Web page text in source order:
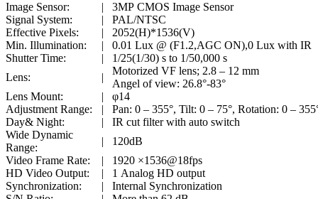
Image Sensor:
|
3MP CMOS Image Sensor
Signal System:
|
PAL/NTSC
Effective Pixels:
|
2052(H)*1536(V)
Min. Illumination:
|
0.01 Lux @ (F1.2,AGC ON),0 Lux with IR
Shutter Time:
|
1/25(1/30) s to 1/50,000 s
Lens:
|
Motorized VF lens; 2.8 – 12 mm
Angel of view: 26.8°-83°
Lens Mount:
|
φ14
Adjustment Range:
|
Pan: 0 – 355°, Tilt: 0 – 75°, Rotation: 0 –
Day& Night:
|
IR cut filter with auto switch
Wide Dynamic
Range:
|
120dB
Video Frame Rate:
|
1920 ×1536@18fps
HD Video Output:
|
1 Analog HD output
Synchronization:
|
Internal Synchronization